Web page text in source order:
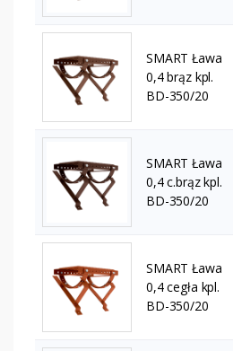
SMART Ława
0,4 brąz kpl.
BD-350/20
SMART Ława
0,4 c.brąz kpl.
BD-350/20
SMART Ława
0,4 cegła kpl.
BD-350/20